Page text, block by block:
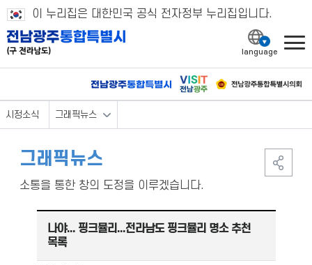
이 누리집은 대한민국 공식 전자정부 누리집입니다.
시정소식 그래픽뉴스
그래픽뉴스
소통을 통한 창의 도정을 이루겠습니다.
나야... 핑크뮬리...전라남도 핑크뮬리 명소 추천
목록